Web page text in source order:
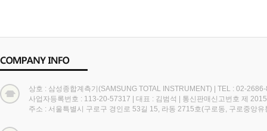
상호 : 삼성종합계측기(SAMSUNG TOTAL INSTRUMENT) | TEL : 02-
사업자등록번호 : 113-20-57317 | 대표 : 김범석 | 통신판매신고번호 제
주소 : 서울특별시 구로구 경인로 53길 15, 라동 2715호(구로동, 구로중앙유